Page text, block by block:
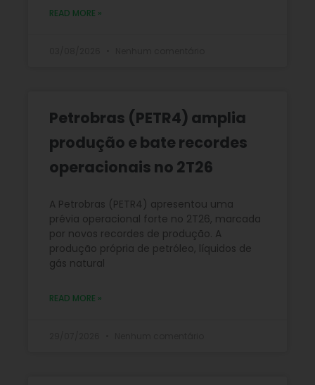
READ MORE »
Petrobras (PETR4) amplia
produção e bate recordes
operacionais no 2T26
A Petrobras (PETR4) apresentou uma
prévia operacional forte no 2T26, marcada
por novos recordes de produção. A
produção própria de petróleo, líquidos de
gás natural
READ MORE »